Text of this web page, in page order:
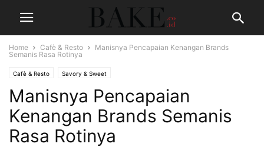
Home Cafè & Resto
Manisnya Pencapaian Kenangan Brands
Semanis Rasa Rotinya
Cafè & Resto Savory & Sweet
Manisnya Pencapaian
Kenangan Brands Semanis
Rasa Rotinya